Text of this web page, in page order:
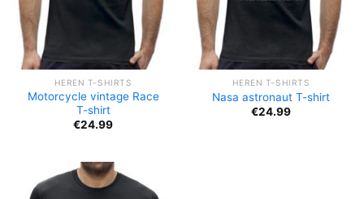
HEREN T-SHIRTS
Motorcycle vintage Race
T-shirt
€24.99
HEREN T-SHIRTS
Nasa astronaut T-shirt
€24.99